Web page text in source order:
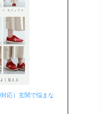
応）玄関で悩まな